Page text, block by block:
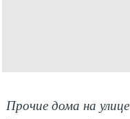
Прочие дома на улице